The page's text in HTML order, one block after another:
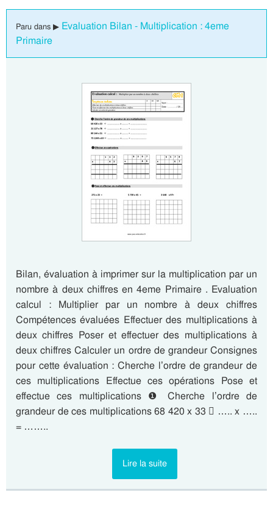
Paru dans ▶ Evaluation Bilan - Multiplication : 4eme
Primaire
Bilan, évaluation à imprimer sur la multiplication par un
nombre à deux chiffres en 4eme Primaire . Evaluation
calcul : Multiplier par un nombre à deux chiffres
Compétences évaluées Effectuer des multiplications à
deux chiffres Poser et effectuer des multiplications à
deux chiffres Calculer un ordre de grandeur Consignes
pour cette évaluation : Cherche l’ordre de grandeur de
ces multiplications Effectue ces opérations Pose et
effectue ces multiplications ❶ Cherche l’ordre de
grandeur de ces multiplications 68 420 x 33  ….. x …..
= ……..
Lire la suite